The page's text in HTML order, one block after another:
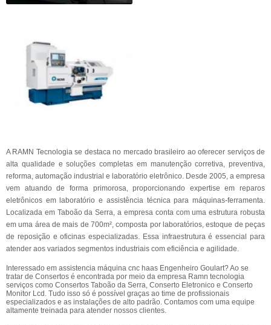
A RAMN Tecnologia se destaca no mercado brasileiro ao oferecer serviços de
alta qualidade e soluções completas em manutenção corretiva, preventiva,
reforma, automação industrial e laboratório eletrônico. Desde 2005, a empresa
vem atuando de forma primorosa, proporcionando expertise em reparos
eletrônicos em laboratório e assistência técnica para máquinas-ferramenta.
Localizada em Taboão da Serra, a empresa conta com uma estrutura robusta
em uma área de mais de 700m², composta por laboratórios, estoque de peças
de reposição e oficinas especializadas. Essa infraestrutura é essencial para
atender aos variados segmentos industriais com eficiência e agilidade.
Interessado em assistencia máquina cnc haas Engenheiro Goulart? Ao se
tratar de Consertos é encontrada por meio da empresa Ramn tecnologia
serviços como Consertos Taboão da Serra, Conserto Eletronico e Conserto
Monitor Lcd. Tudo isso só é possível graças ao time de profissionais
especializados e as instalações de alto padrão. Contamos com uma equipe
altamente treinada para atender nossos clientes.